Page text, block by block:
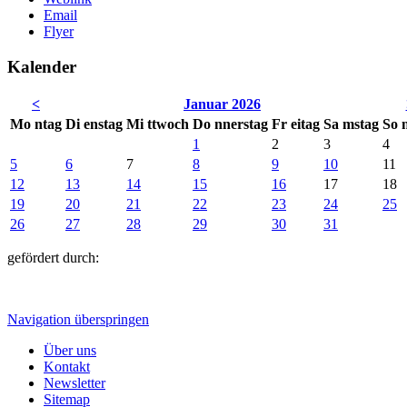
Email
Flyer
Kalender
< Januar 2026
Mo ntag Dienstag Mittwoch Do nnerstag Fr eitag Sa mstag So
1
2 3
4
5
6 7 8 9 10
11
12
13 14 15 16 17
18
19
20 21 22 23 24
25
26
27 28 29 30 31
gefördert durch:
Navigation überspringen
Über uns
Kontakt
Newsletter
Sitemap